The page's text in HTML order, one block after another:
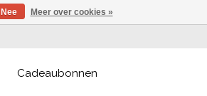
Cadeaubonnen
Nee Meer over cookies »